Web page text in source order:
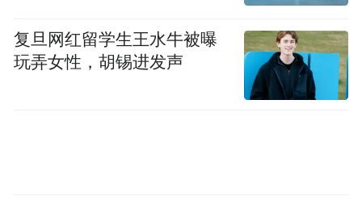
复旦网红留学生王水牛被曝
玩弄女性，胡锡进发声